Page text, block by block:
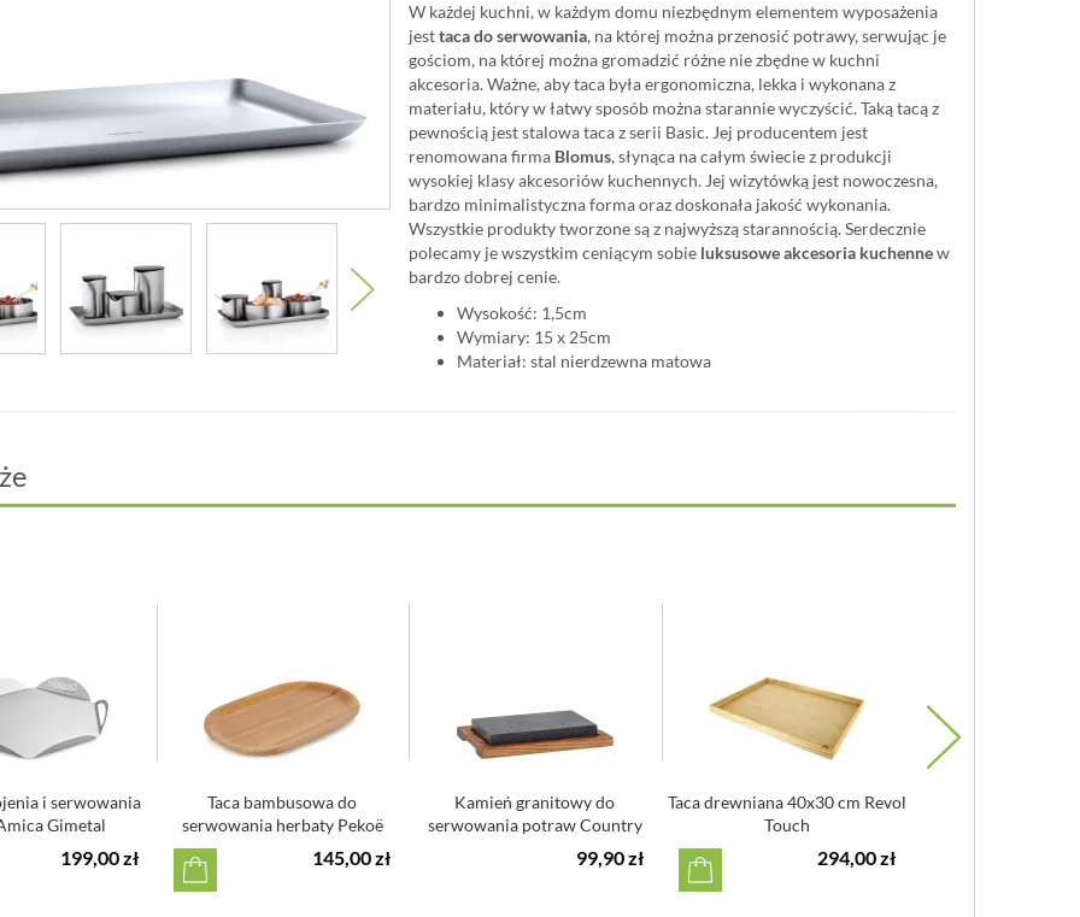
W każdej kuchni, w każdym domu niezbędnym elementem wyposażenia
jesttaca do serwowania, na której można przenosić potrawy, serwując je
gościom, na której można gromadzić różne nie zbędne w kuchni
akcesoria. Ważne, aby taca była ergonomiczna, lekka i wykonana z
materiału, który w łatwy sposób można starannie wyczyścić. Taką tacą z
pewnością jest stalowa taca z serii Basic. Jej producentem jest
renomowana firma Blomus, słynąca na całym świecie z produkcji
wysokiej klasy akcesoriów kuchennych. Jej wizytówką jest nowoczesna,
bardzo minimalistyczna forma oraz doskonała jakość wykonania.
Wszystkie produkty tworzone są z najwyższą starannością. Serdecznie
polecamy je wszystkim ceniącym sobie luksusowe akcesoria kuchennew
bardzo dobrej cenie.
Wysokość: 1,5cm
Wymiary: 15 x 25cm
Materiał: stal nierdzewna matowa
i serwowania
Gimetal
199,00 zł
Taca bambusowa do
serwowania herbaty Pekoë
145,00 zł
Kamień granitowy do
serwowania potraw Country
99,90 zł
Taca drewniana 40x30 cm Revol
Touch
294,00 zł